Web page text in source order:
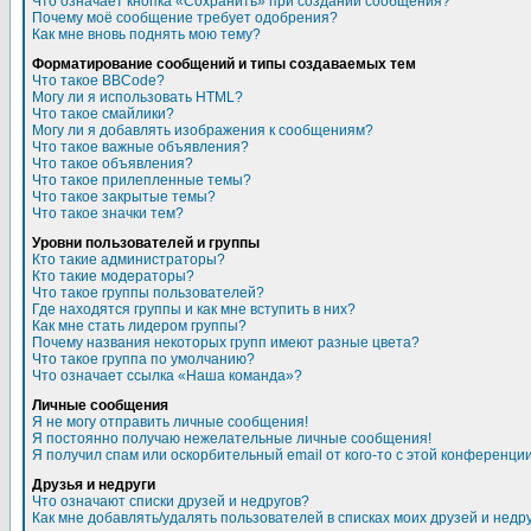
Почему моё сообщение требует одобрения?
Как мне вновь поднять мою тему?
Форматирование сообщений и типы создаваемых тем
Что такое BBCode?
Могу ли я использовать HTML?
Что такое смайлики?
Могу ли я добавлять изображения к сообщениям?
Что такое важные объявления?
Что такое объявления?
Что такое прилепленные темы?
Что такое закрытые темы?
Что такое значки тем?
Уровни пользователей и группы
Кто такие администраторы?
Кто такие модераторы?
Что такое группы пользователей?
Где находятся группы и как мне вступить в них?
Как мне стать лидером группы?
Почему названия некоторых групп имеют разные цвета?
Что такое группа по умолчанию?
Что означает ссылка «Наша команда»?
Личные сообщения
Я не могу отправить личные сообщения!
Я постоянно получаю нежелательные личные сообщения!
Я получил спам или оскорбительный email от кого-то с этой
Друзья и недруги
Что означают списки друзей и недругов?
Как мне добавлять/удалять пользователей в списках моих друзей и